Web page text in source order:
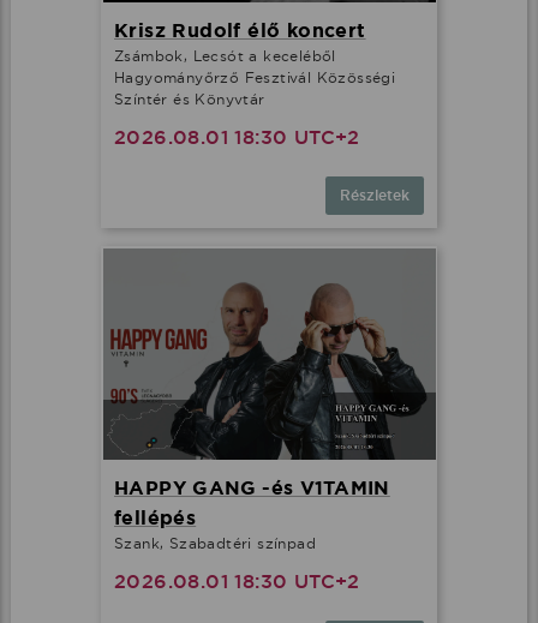
Krisz Rudolf élő koncert
Zsámbok, Lecsót a keceléből
Hagyományőrző Fesztivál Közösségi
Színtér és Könyvtár
2026.08.01 18:30 UTC+2
Részletek
HAPPY GANG -és V1TAMIN
fellépés
Szank, Szabadtéri színpad
2026.08.01 18:30 UTC+2